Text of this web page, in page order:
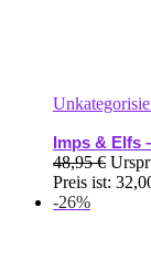
Imps & Elfs
48,95€
Preis ist:
-26%